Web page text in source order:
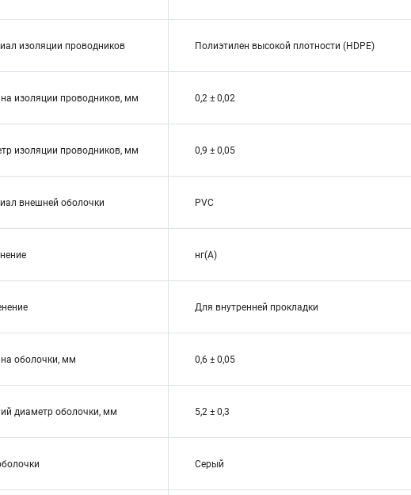
изоляции проводников Полиэтилен высокой плотности (HDPE)
изоляции проводников, мм 0,2 ± 0,02
изоляции проводников, мм 0,9 ± 0,05
внешней оболочки PVC
нг(A)
Для внутренней прокладки
оболочки, мм 0,6 ± 0,05
диаметр оболочки, мм 5,2 ± 0,3
Серый